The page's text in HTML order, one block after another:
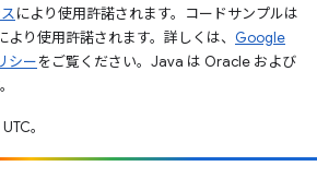
により使用許諾されます。コードサンプルは
より使用許諾されます。詳しくは、 Google
シーをご覧ください。Java は Oracle および
。